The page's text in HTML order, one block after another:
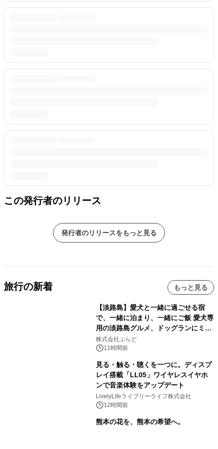
この発行者のリリース
発行者のリリースをもっと見る
旅行の新着 もっと見る
【淡路島】愛犬と一緒に過ごせる宿
で、一緒に泊まり、一緒にご飯 愛犬専
用の淡路島グルメ、ドッグランにミニ
プール グランピングとトレーラーハウ
スの2施設で
株式会社ぷらど
11時間前
見る・触る・聴くを一つに。ディスプ
レイ搭載「LL05」ワイヤレスイヤホ
ンで音楽体験をアップデート
LivelyLifeライブリーライフ株式会社
12時間前
熊本の花を、熊本の希望へ。